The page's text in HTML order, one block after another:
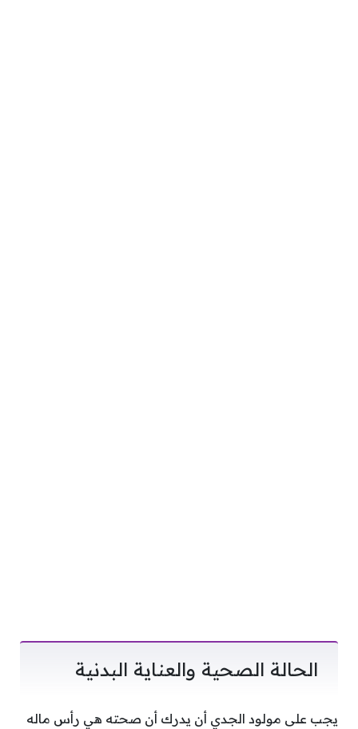
الحالة الصحية والعناية البدنية
يجب على مولود الجدي أن يدرك أن صحته هي رأس ماله